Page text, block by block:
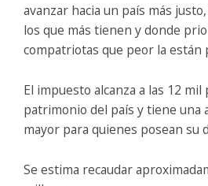
avanzar hacia un país más
los que más tienen y donde
compatriotas que peor la están
El impuesto alcanza a las 12
patrimonio del país y tiene una
mayor para quienes posean su
Se estima recaudar